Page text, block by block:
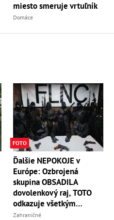
miesto smeruje vrtuľník
Domáce
FOTO
Ďalšie NEPOKOJE v
Európe: Ozbrojená
skupina OBSADILA
dovolenkový raj, TOTO
odkazuje všetkým
turistom!
Zahraničné